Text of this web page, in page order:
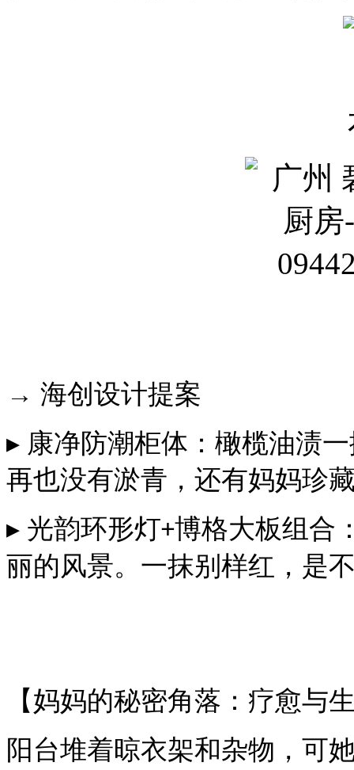
→ 海创设计提案
▸ 康净防潮柜体：橄榄油渍
再也没有淤青，还有妈妈珍
▸ 光韵环形灯+博格大板组合
丽的风景。一抹别样红，是
【妈妈的秘密角落：疗愈与
阳台堆着晾衣架和杂物，可